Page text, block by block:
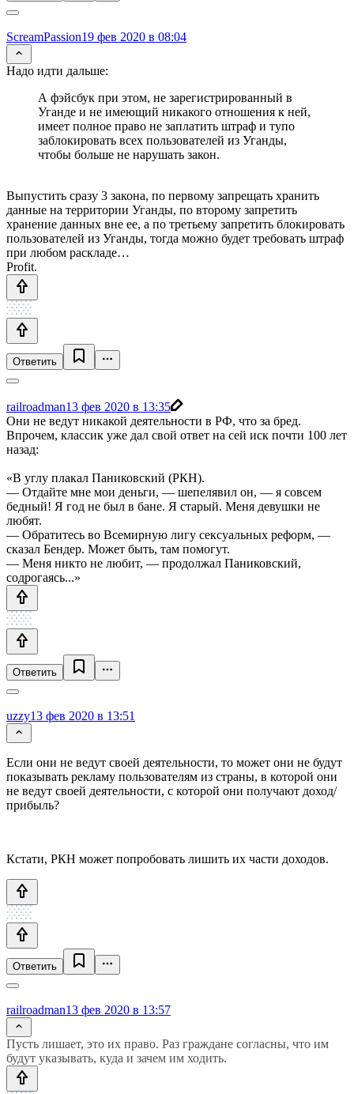
ScreamPassion19 фев 2020 в 08:04
Надо идти дальше:
А фэйсбук при этом, не зарегистрированный в
Уганде и не имеющий никакого отношения к ней,
имеет полное право не заплатить штраф и тупо
заблокировать всех пользователей из Уганды,
чтобы больше не нарушать закон.
Выпустить сразу 3 закона, по первому запрещать хранить
данные на территории Уганды, по второму запретить
хранение данных вне ее, а по третьему запретить блокировать
пользователей из Уганды, тогда можно будет требовать штраф
при любом раскладе…
Profit.
Ответить
railroadman13 фев 2020 в 13:35
Они не ведут никакой деятельности в РФ, что за бред.
Впрочем, классик уже дал свой ответ на сей иск почти 100 лет
назад:
«В углу плакал Паниковский (РКН).
— Отдайте мне мои деньги, — шепелявил он, — я совсем
бедный! Я год не был в бане. Я старый. Меня девушки не
любят.
— Обратитесь во Всемирную лигу сексуальных реформ, —
сказал Бендер. Может быть, там помогут.
— Меня никто не любит, — продолжал Паниковский,
содрогаясь...»
Ответить
uzzy13 фев 2020 в 13:51
Если они не ведут своей деятельности, то может они не будут
показывать рекламу пользователям из страны, в которой они
не ведут своей деятельности, с которой они получают доход/
прибыль?
Кстати, РКН может попробовать лишить их части доходов.
Ответить
railroadman13 фев 2020 в 13:57
Пусть лишает, это их право. Раз граждане согласны, что им
будут указывать, куда и зачем им ходить.